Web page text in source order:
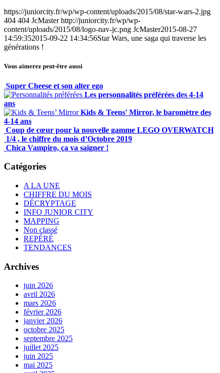
https://juniorcity.fr/wp/wp-content/uploads/2015/08/star-wars-2.jpg
404 404 JcMaster http://juniorcity.fr/wp/wp-
content/uploads/2015/08/logo-nav-jc.png JcMaster2015-08-27
14:59:352015-09-22 14:34:56Star Wars, une saga qui traverse les
générations !
Vous aimerez peut-être aussi
Super Cheese et son alter ego
Les personnalités préférées des 4-14
ans
Kids & Teens' Mirror, le baromètre des
4-14 ans
Coup de cœur pour la nouvelle gamme LEGO OVERWATCH
1/4 , le chiffre du mois d’Octobre 2019
Chica Vampiro, ça va saigner !
Catégories
A LA UNE
CHIFFRE DU MOIS
DÉCRYPTAGE
INFO JUNIOR CITY
MAPPING
Non classé
REPÉRÉ
TENDANCES
Archives
juin 2026
avril 2026
mars 2026
février 2026
janvier 2026
octobre 2025
septembre 2025
juillet 2025
juin 2025
mai 2025